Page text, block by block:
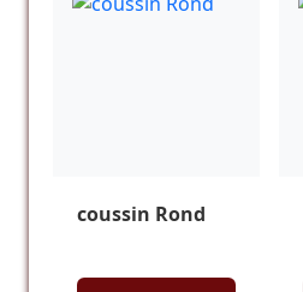
coussin Rond